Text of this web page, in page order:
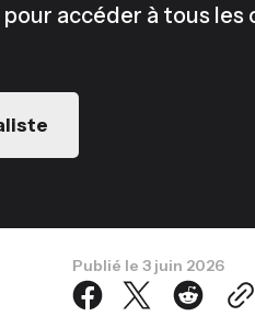
accéder à tous les
Publié le 3 juin 2026